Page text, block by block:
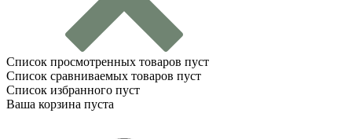
Список просмотренных товаров пуст
Список сравниваемых товаров пуст
Список избранного пуст
Ваша корзина пуста